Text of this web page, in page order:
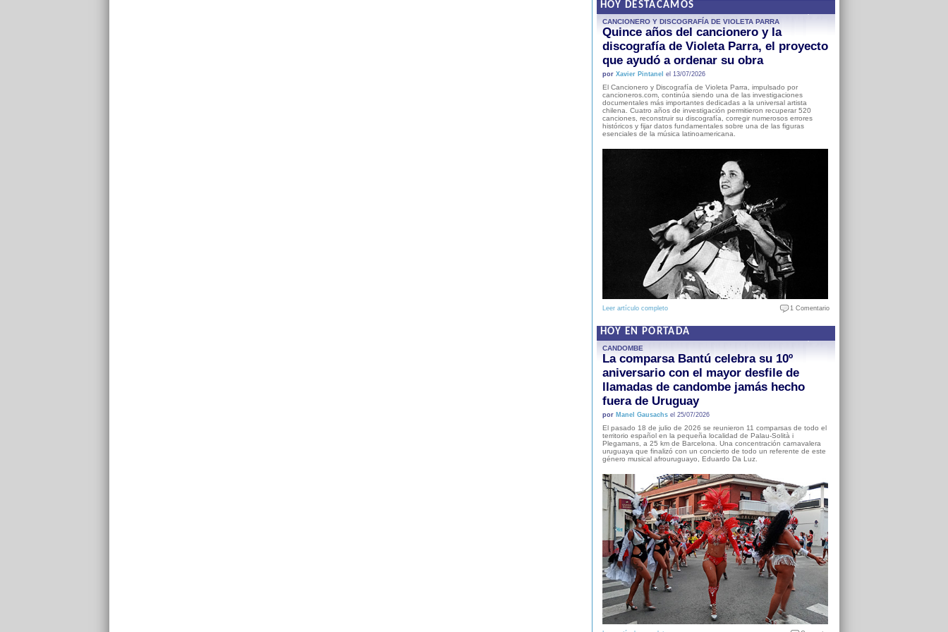
HOY DESTACAMOS
CANCIONERO Y DISCOGRAFÍA DE VIOLETA PARRA
Quince años del cancionero y la
discografía de Violeta Parra, el proyecto
que ayudó a ordenar su obra
por Xavier Pintanel el 13/07/2026
El Cancionero y Discografía de Violeta Parra, impulsado por
cancioneros.com, continúa siendo una de las investigaciones
documentales más importantes dedicadas a la universal artista
chilena. Cuatro años de investigación permitieron recuperar 520
canciones, reconstruir su discografía, corregir numerosos errores
históricos y fijar datos fundamentales sobre una de las figuras
esenciales de la música latinoamericana.
Leer artículo completo 1 Comentario
HOY EN PORTADA
CANDOMBE
La comparsa Bantú celebra su 10º
aniversario con el mayor desfile de
llamadas de candombe jamás hecho
fuera de Uruguay
por Manel Gausachsel 25/07/2026
El pasado 18 de julio de 2026 se reunieron 11 comparsas de todo el
territorio español en la pequeña localidad de Palau-Solità i
Plegamans, a 25 km de Barcelona. Una concentración carnavalera
uruguaya que finalizó con un concierto de todo un referente de este
género musical afrouruguayo, Eduardo Da Luz.